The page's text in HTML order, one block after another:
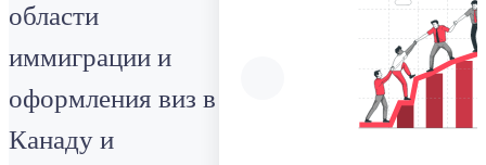
области
иммиграции и
оформления виз в
Канаду и